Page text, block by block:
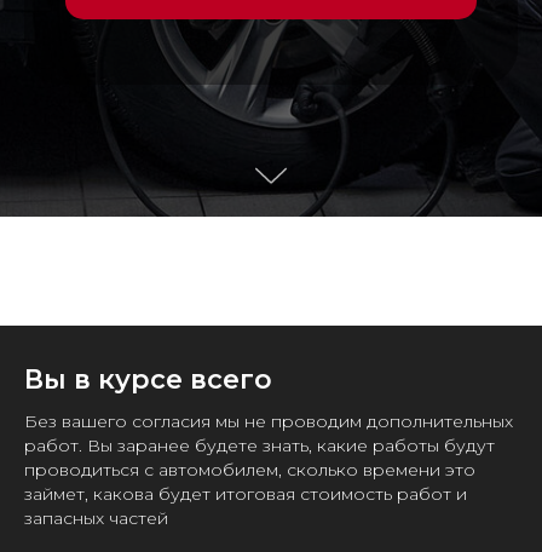
Вы в курсе всего
Без вашего согласия мы не проводим дополнительных
работ. Вы заранее будете знать, какие работы будут
проводиться с автомобилем, сколько времени это
займет, какова будет итоговая стоимость работ и
запасных частей